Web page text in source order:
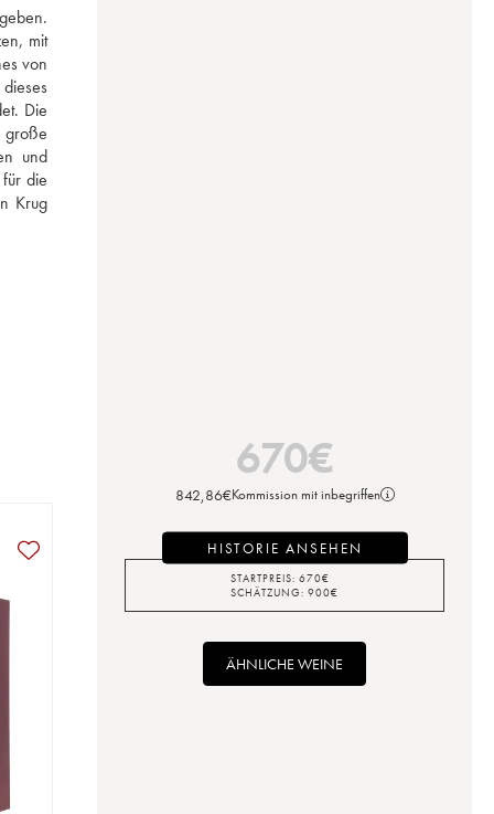
mit
von
Die
große
und
die
Krug
670€
842,86€Kommission mit inbegriffen
HISTORIE ANSEHEN
STARTPREIS: 670€
SCHÄTZUNG: 900€
ÄHNLICHE WEINE